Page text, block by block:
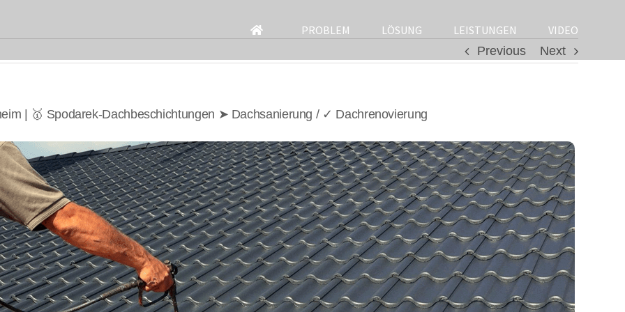
for:
PROBLEM LÖSUNG LEISTUNGEN
VIDEO
Previous
Next
| 🥇 Spodarek-Dachbeschichtungen ➤ Dachsanierung / ✓ Dachrenovierung